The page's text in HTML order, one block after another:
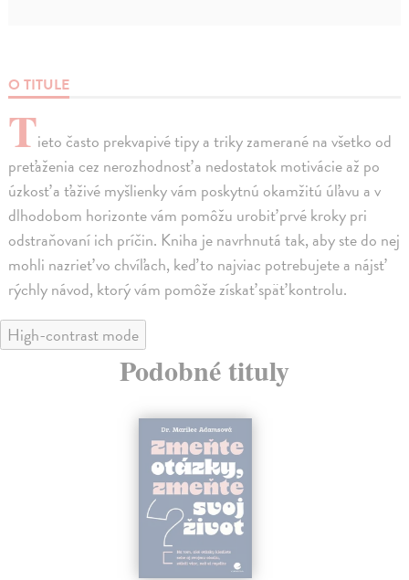
O TITULE
Tieto často prekvapivé tipy a triky zamerané na všetko od
preťaženia cez nerozhodnosť a nedostatok motivácie až po
úzkosť a ťaživé myšlienky vám poskytnú okamžitú úľavu a v
dlhodobom horizonte vám pomôžu urobiť prvé kroky pri
odstraňovaní ich príčin. Kniha je navrhnutá tak, aby ste do nej
mohli nazrieť vo chvíľach, keď to najviac potrebujete a nájsť
rýchly návod, ktorý vám pomôže získať späť kontrolu.
High-contrast mode
Podobné tituly